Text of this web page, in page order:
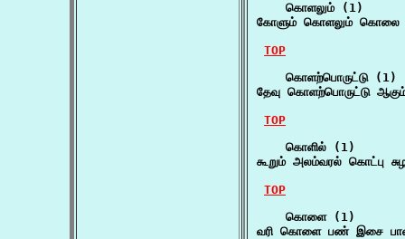
    கொளலும் (1)
கோளும் கொளலும்
TOP
    கொளற்பொருட்டு (1)
தேவு கொளற்பொருட்டு
TOP
    கொளில் (1)
கூறும் அலம்வரல் கொட்பு
TOP
    கொளை (1)
வரி கொளை பண் இசை